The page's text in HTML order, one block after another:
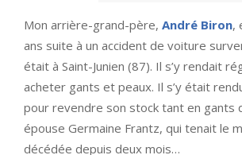
Mon arrière-grand-père, André Biron,
ans suite à un accident de voiture
était à Saint-Junien (87). Il s’y rendait
acheter gants et peaux. Il s’y était
pour revendre son stock tant en gants
épouse Germaine Frantz, qui tenait le
décédée depuis deux mois…